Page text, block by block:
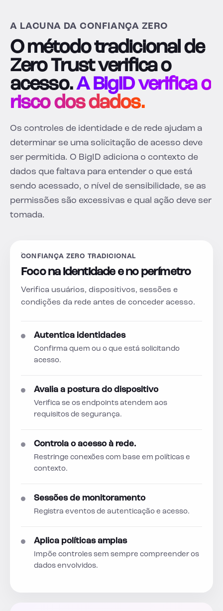
A LACUNA DA CONFIANÇA ZERO
O método tradicional de
Zero Trust verifica o
acesso.A BigID verifica o
risco dos dados.
Os controles de identidade e de rede ajudam a
determinar se uma solicitação de acesso deve
ser permitida. O BigID adiciona o contexto de
dados que faltava para entender o que está
sendo acessado, o nível de sensibilidade, se as
permissões são excessivas e qual ação deve ser
tomada.
CONFIANÇA ZERO TRADICIONAL
Foco na identidade e no perímetro
Verifica usuários, dispositivos, sessões e
condições da rede antes de conceder acesso.
Autentica identidades
Confirma quem ou o que está solicitando
acesso.
Avalia a postura do dispositivo
Verifica se os endpoints atendem aos
requisitos de segurança.
Controla o acesso à rede.
Restringe conexões com base em políticas e
contexto.
Sessões de monitoramento
Registra eventos de autenticação e acesso.
Aplica políticas amplas
Impõe controles sem sempre compreender os
dados envolvidos.